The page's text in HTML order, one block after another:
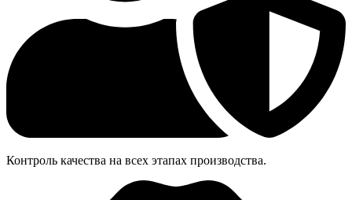
Контроль качества на всех этапах производства.